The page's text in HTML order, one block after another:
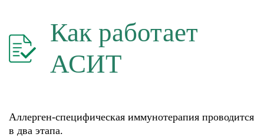
Как работает
АСИТ
Аллерген-специфическая иммунотерапия проводится
в два этапа.